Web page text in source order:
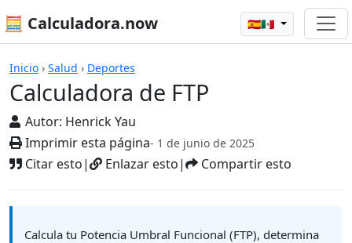
🧮 Calculadora.now 🇪🇸🇲🇽
Inicio › Salud › Deportes
Calculadora de FTP
Autor: Henrick Yau
Imprimir esta página- 1 de junio de 2025
Citar esto| Enlazar esto| Compartir esto
Calculadoras
Calcula tu Potencia Umbral Funcional (FTP), determina